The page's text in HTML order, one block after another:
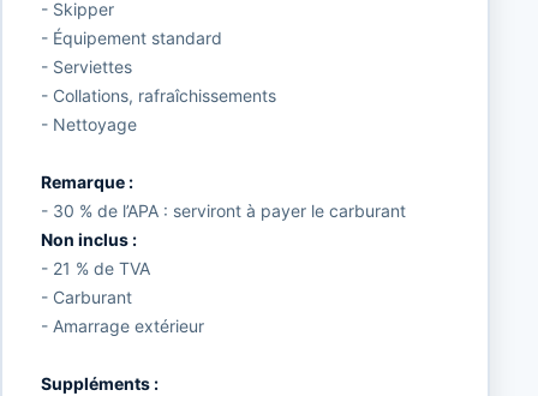
- Skipper
- Équipement standard
- Serviettes
- Collations, rafraîchissements
- Nettoyage
Remarque :
- 30 % de l’APA : serviront à payer le carburant
Non inclus :
- 21 % de TVA
- Carburant
- Amarrage extérieur
Suppléments :